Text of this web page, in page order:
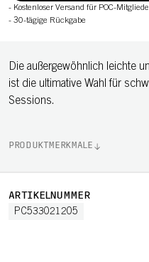
- Kostenloser Versand für POC-
- 30-tägige Rückgabe
Die außergewöhnlich leichte
ist die ultimative Wahl für
Sessions.
PRODUKTMERKMALE
ARTIKELNUMMER
PC533021205